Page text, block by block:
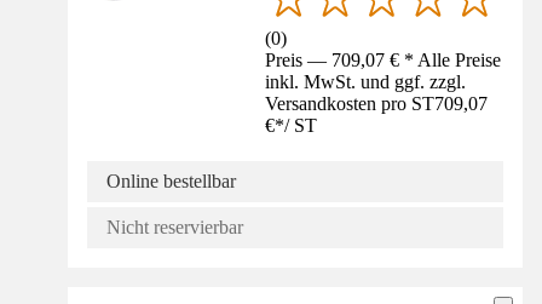
(0)
Preis — 709,07 € * Alle Preise
inkl. MwSt. und ggf. zzgl.
Versandkosten pro ST709,07
€*/ ST
Online bestellbar
Nicht reservierbar